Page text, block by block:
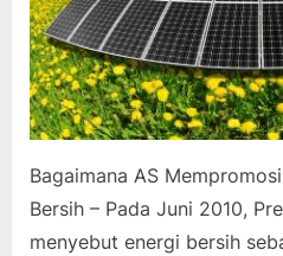
Bagaimana AS
Bersih – Pada Juni 2010,
menyebut energi bersih